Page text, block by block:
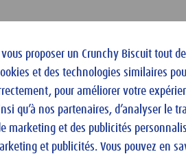
en aucun cas dans une situation
par nous-mêmes. Jusqu'à la mi-
sur mesure, par exemple une
seront bien entendu discutées
de la développer.
proposer un Crunchy Biscuit tout
et des technologies similaires
pour améliorer votre
qu’à nos partenaires, d’analyser le
marketing et des publicités
et publicités. Vous pouvez en